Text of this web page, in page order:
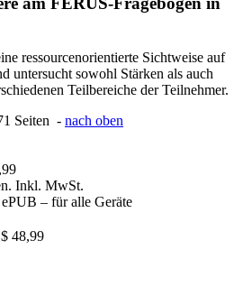
ressourcenorientierte Sichtweise auf
untersucht sowohl Stärken als auch
Teilbereiche der Teilnehmer.
Seiten - nach oben
Inkl. MwSt.
– für alle Geräte
48,99